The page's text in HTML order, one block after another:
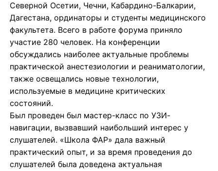
Северной Осетии, Чечни, Кабардино-Балкарии,
Дагестана, ординаторы и студенты медицинского
факультета. Всего в работе форума приняло
участие 280 человек. На конференции
обсуждались наиболее актуальные проблемы
практической анестезиологии и реаниматологии,
также освещались новые технологии,
используемые в медицине критических
состояний.
Был проведен был мастер-класс по УЗИ-
навигации, вызвавший наибольший интерес у
слушателей. «Школа ФАР» дала важный
практический опыт, и за время проведения до
слушателей была доведена актуальная